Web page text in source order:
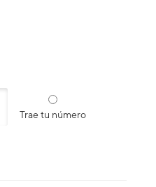
Trae tu número